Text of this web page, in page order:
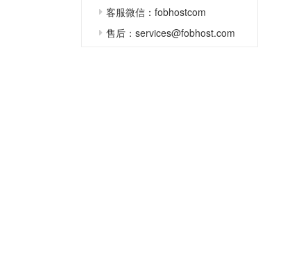
客服微信：fobhostcom
售后：services@fobhost.com